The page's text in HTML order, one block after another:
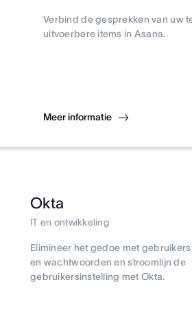
Verbind de gesprekken van uw
uitvoerbare items in Asana.
Meer informatie
Okta
IT en ontwikkeling
Elimineer het gedoe met
en wachtwoorden en stroomlijn de
gebruikersinstelling met Okta.